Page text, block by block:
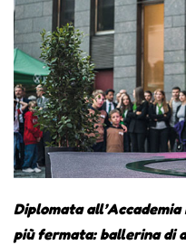
Diplomata
più fermata: ballerina di